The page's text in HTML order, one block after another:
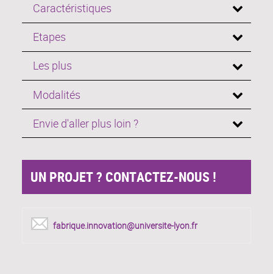
Caractéristiques
Etapes
Les plus
Modalités
Envie d'aller plus loin ?
UN PROJET ? CONTACTEZ-NOUS !
fabrique.innovation@universite-lyon.fr